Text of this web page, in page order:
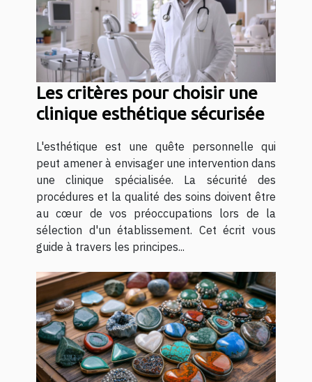
Les critères pour choisir une
clinique esthétique sécurisée
L'esthétique est une quête personnelle qui
peut amener à envisager une intervention dans
une clinique spécialisée. La sécurité des
procédures et la qualité des soins doivent être
au cœur de vos préoccupations lors de la
sélection d'un établissement. Cet écrit vous
guide à travers les principes...